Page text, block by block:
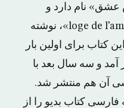
نام دارد و
ترجمه‌ای است از کتاب «loge de l’amour»، نوشته
کتاب برای اولین بار
آمد و سه سال بعد با
آن هم منتشر شد.
کتاب بدیو را از